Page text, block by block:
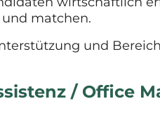
matchen.
und
/ Office